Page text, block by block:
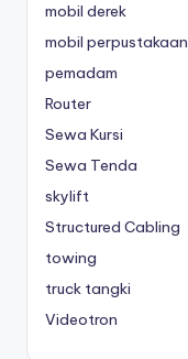
mobil derek
mobil perpustakaan
pemadam
Router
Sewa Kursi
Sewa Tenda
skylift
Structured Cabling
towing
truck tangki
Videotron